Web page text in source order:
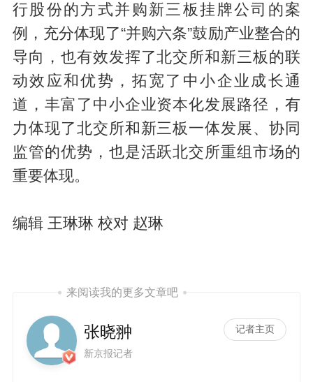
行股份的方式并购新三板挂牌公司的案
例，充分体现了“并购六条”鼓励产业整合的
导向，也有效发挥了北交所和新三板的联
动效应和优势，拓宽了中小企业成长通
道，丰富了中小企业资本化发展路径，有
力体现了北交所和新三板一体发展、协同
监管的优势，也是活跃北交所重组市场的
重要体现。
编辑 王琳琳 校对 赵琳
来阅读我的更多文章吧
张晓翀
新京报记者
记者主页